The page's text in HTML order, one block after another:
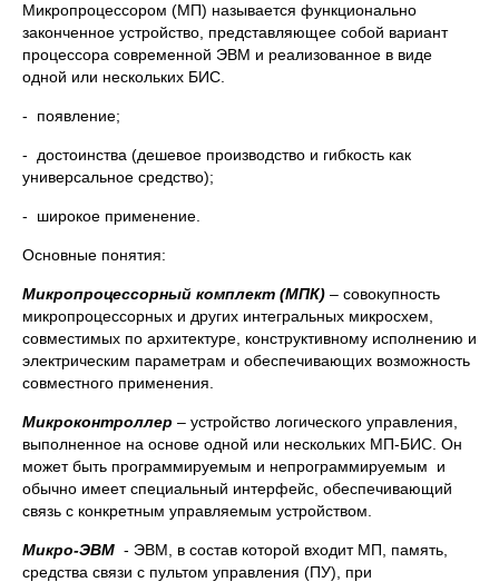
Микропроцессором (МП) называется функционально
законченное устройство, представляющее собой вариант
процессора современной ЭВМ и реализованное в виде
одной или нескольких БИС.
- появление;
- достоинства (дешевое производство и гибкость как
универсальное средство);
- широкое применение.
Основные понятия:
Микропроцессорный комплект (МПК) – совокупность
микропроцессорных и других интегральных микросхем,
совместимых по архитектуре, конструктивному исполнению и
электрическим параметрам и обеспечивающих возможность
совместного применения.
Микроконтроллер – устройство логического управления,
выполненное на основе одной или нескольких МП-БИС. Он
может быть программируемым и непрограммируемым и
обычно имеет специальный интерфейс, обеспечивающий
связь с конкретным управляемым устройством.
Микро-ЭВМ - ЭВМ, в состав которой входит МП, память,
средства связи с пультом управления (ПУ), при